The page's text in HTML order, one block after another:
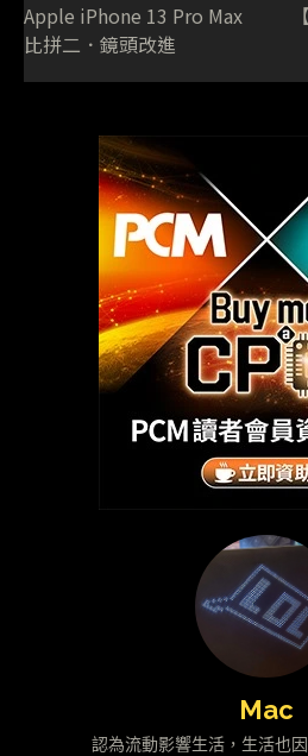
Apple iPhone 13 Pro Max
比拼二．鏡頭改進
Mac
認為流動影響生活，生活也